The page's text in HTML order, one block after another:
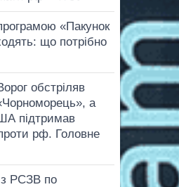
«Пакунок
що потрібно
обстріляв
а
підтримав
проти рф. Головне
РСЗВ по